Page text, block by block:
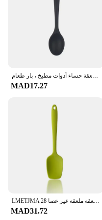
its modern aesthetic
your kitchen decor.
a professional chef,
indispensable tool that
safety, and style.
MAD17.27
MAD31.72